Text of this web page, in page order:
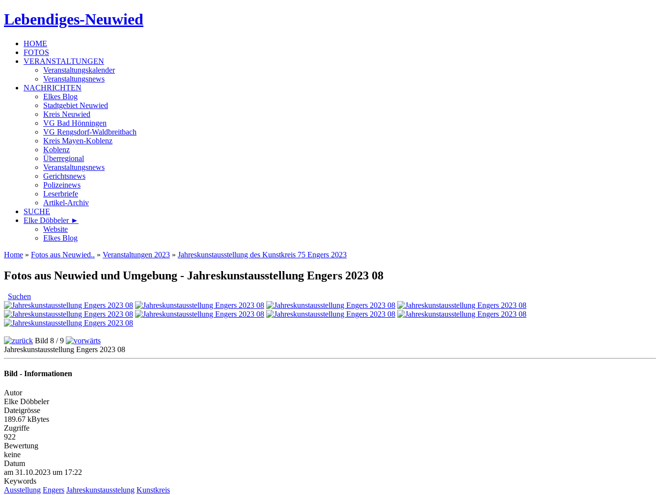
Lebendiges-Neuwied
HOME
FOTOS
VERANSTALTUNGEN
Veranstaltungskalender
Veranstaltungsnews
NACHRICHTEN
Elkes Blog
Stadtgebiet Neuwied
Kreis Neuwied
VG Bad Hönningen
VG Rengsdorf-Waldbreitbach
Kreis Mayen-Koblenz
Koblenz
Überregional
Veranstaltungsnews
Gerichtsnews
Polizeinews
Leserbriefe
Artikel-Archiv
SUCHE
Elke Döbbeler ►
Website
Elkes Blog
Home » Fotos aus Neuwied.. » Veranstaltungen 2023 » Jahreskunstausstellung des Kunstkreis 75 Engers 2023
Fotos aus Neuwied und Umgebung - Jahreskunstausstellung Engers 2023 08
Suchen
Bild 8 / 9
Jahreskunstausstellung Engers 2023 08
Bild - Informationen
Autor
Elke Döbbeler
Dateigrösse
189.67 kBytes
Zugriffe
922
Bewertung
keine
Datum
am 31.10.2023 um 17:22
Keywords
Ausstellung Engers Jahreskunstausstelung Kunstkreis